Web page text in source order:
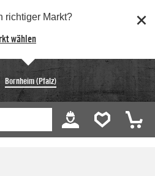
richtiger Markt?
wählen
Bornheim (Pfalz)